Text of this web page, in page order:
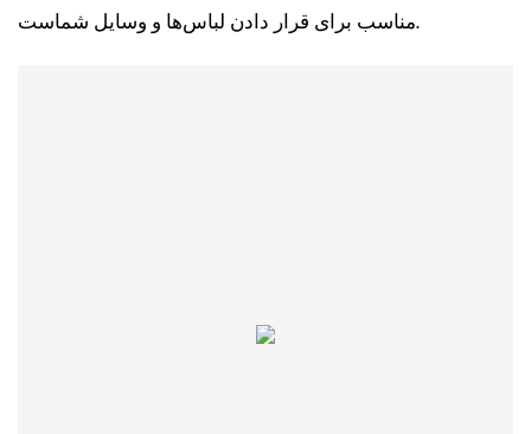
مناسب برای قرار دادن لباس‌ها و وسایل شماست.